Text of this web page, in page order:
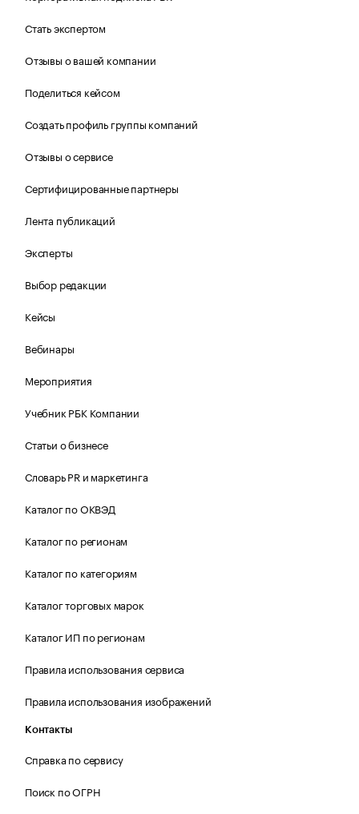
Стать экспертом
Отзывы о вашей компании
Поделиться кейсом
Создать профиль группы компаний
Отзывы о сервисе
Сертифицированные партнеры
Лента публикаций
Эксперты
Выбор редакции
Кейсы
Вебинары
Мероприятия
Учебник РБК Компании
Статьи о бизнесе
Словарь PR и маркетинга
Каталог по ОКВЭД
Каталог по регионам
Каталог по категориям
Каталог торговых марок
Каталог ИП по регионам
Правила использования сервиса
Правила использования изображений
Контакты
Справка по сервису
Поиск по ОГРН